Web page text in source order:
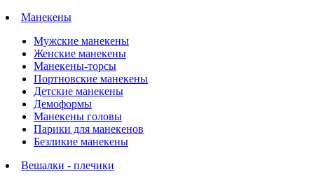
Манекены
Мужские манекены
Женские манекены
Манекены-торсы
Портновские манекены
Детские манекены
Демоформы
Манекены головы
Парики для манекенов
Безликие манекены
Вешалки - плечики